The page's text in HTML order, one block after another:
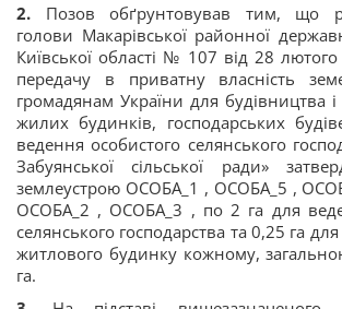
2. Позов обґрунтовував тим, що
голови Макарівської районної
Київської області № 107 від 28
передачу в приватну власність
громадянам України для будівництва
жилих будинків, господарських
ведення особистого селянського
Забуянської сільської ради»
землеустрою ОСОБА_1 , ОСОБА_5 ,
ОСОБА_2 , ОСОБА_3 , по 2 га для
селянського господарства та 0,25 га
житлового будинку кожному,
га.